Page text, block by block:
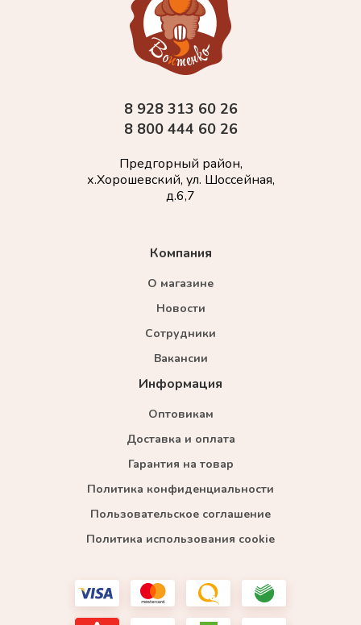
Компания
О магазине
Новости
Сотрудники
Вакансии
Информация
Оптовикам
Доставка и оплата
Гарантия на товар
Политика конфиденциальности
Пользовательское соглашение
Политика использования cookie
8 928 313 60 26
8 800 444 60 26
Предгорный район,
х.Хорошевский, ул. Шоссейная,
д.6,7